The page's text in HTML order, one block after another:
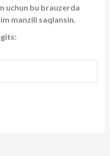
uchun bu brauzerda
manzili saqlansin.